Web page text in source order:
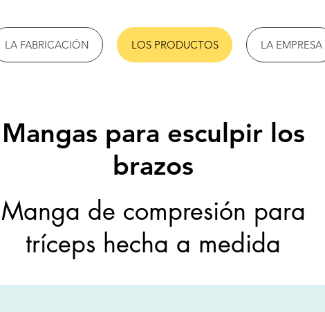
LA FABRICACIÓN LOS PRODUCTOS LA EMPRESA
Mangas para esculpir los
brazos
Manga de compresión para
tríceps hecha a medida